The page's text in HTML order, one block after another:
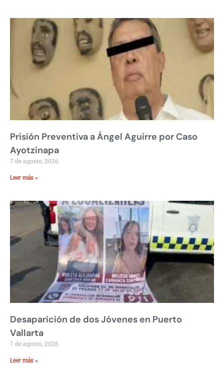
Prisión Preventiva a Ángel Aguirre por Caso
Ayotzinapa
7 de agosto, 2026
Leer más »
Desaparición de dos Jóvenes en Puerto
Vallarta
7 de agosto, 2026
Leer más »